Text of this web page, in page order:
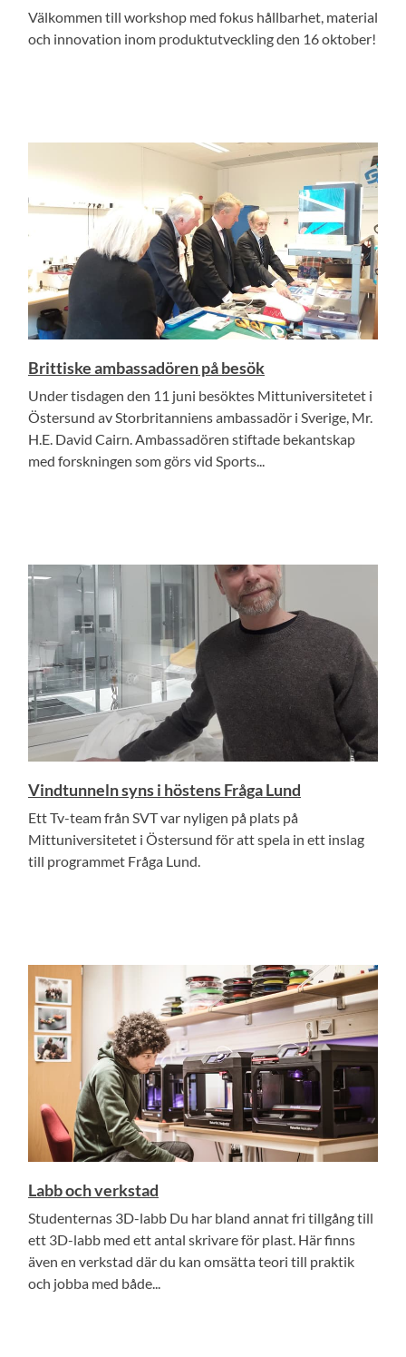
Välkommen till workshop med fokus hållbarhet, material
och innovation inom produktutveckling den 16 oktober!
Brittiske ambassadören på besök
Under tisdagen den 11 juni besöktes Mittuniversitetet i
Östersund av Storbritanniens ambassadör i Sverige, Mr.
H.E. David Cairn. Ambassadören stiftade bekantskap
med forskningen som görs vid Sports...
Vindtunneln syns i höstens Fråga Lund
Ett Tv-team från SVT var nyligen på plats på
Mittuniversitetet i Östersund för att spela in ett inslag
till programmet Fråga Lund.
Labb och verkstad
Studenternas 3D-labb Du har bland annat fri tillgång till
ett 3D-labb med ett antal skrivare för plast. Här finns
även en verkstad där du kan omsätta teori till praktik
och jobba med både...